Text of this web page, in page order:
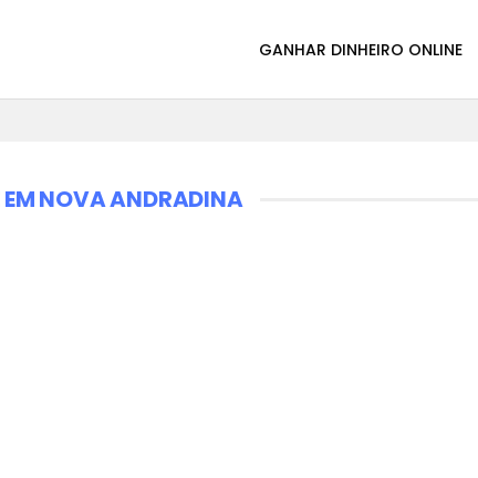
GANHAR DINHEIRO ONLINE
NOVA ANDRADINA